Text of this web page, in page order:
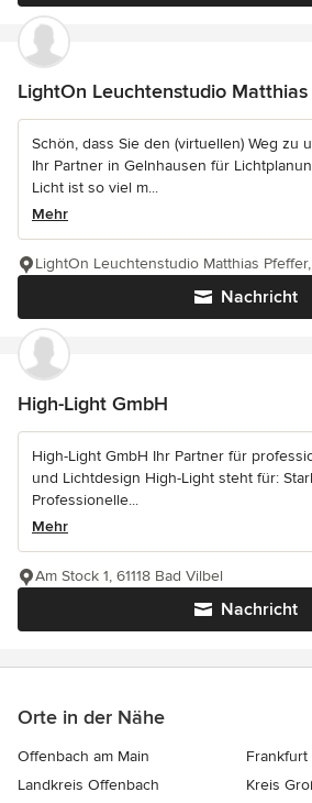
LightOn Leuchtenstudio
Schön, dass Sie den (virtuellen) Weg zu
Ihr Partner in Gelnhausen für
Licht ist so viel m...
Mehr
Nachricht
LightOn Leuchtenstudio Matthias
High-Light GmbH
High-Light GmbH Ihr Partner für
und Lichtdesign High-Light steht für:
Professionelle...
Mehr
Nachricht
Am Stock 1, 61118 Bad Vilbel
Orte in der Nähe
Offenbach am Main
Frankfurt
Landkreis Offenbach
Kreis